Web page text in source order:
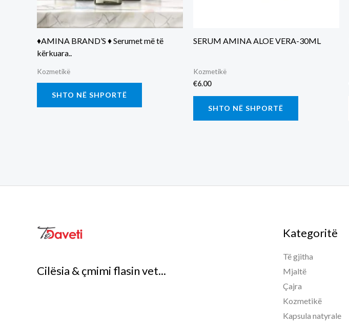
♦️AMINA BRAND’S ♦️ Serumet më të
kërkuara..
Kozmetikë
SHTO NË SHPORTË
SERUM AMINA ALOE VERA-30ML
Kozmetikë
€6.00
SHTO NË SHPORTË
Cilësia & çmimi flasin vet...
Kategoritë
Të gjitha
Mjaltë
Çajra
Kozmetikë
Kapsula natyrale